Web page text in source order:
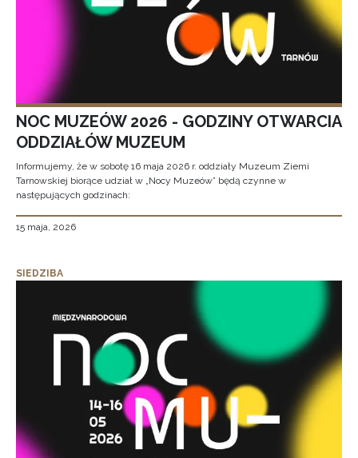
NOC MUZEÓW 2026 - GODZINY OTWARCIA
ODDZIAŁÓW MUZEUM
Informujemy, że w sobotę 16 maja 2026 r. oddziały Muzeum Ziemi
Tarnowskiej biorące udział w „Nocy Muzeów” będą czynne w
następujących godzinach:
15 maja, 2026
SIEDZIBA